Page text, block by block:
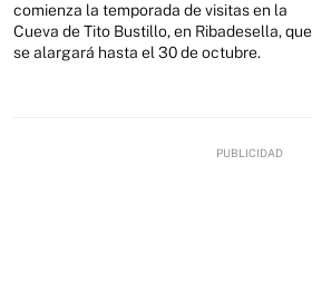
comienza la temporada de visitas en la
Cueva de Tito Bustillo, en Ribadesella, que
se alargará hasta el 30 de octubre.